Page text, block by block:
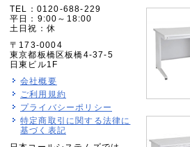
TEL：0120-688-229
平日：9:00～18:00
土日祝：休
〒173-0004
東京都板橋区板橋4-37-5
日東ビル1F
会社概要
ご利用規約
プライバシーポリシー
特定商取引に関する法律に
基づく表記